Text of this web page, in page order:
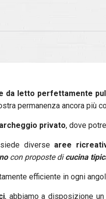
da letto perfettamente
permanenza ancora più
privato, dove
diverse aree
con proposte dicucina
efficiente in ogni
, abbiamo a disposizione un